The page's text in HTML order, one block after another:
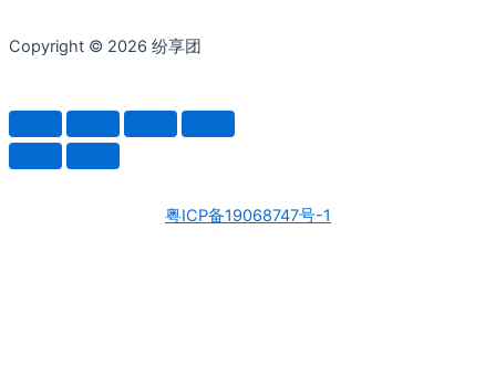
Copyright © 2026 纷享团
粤ICP备19068747号-1